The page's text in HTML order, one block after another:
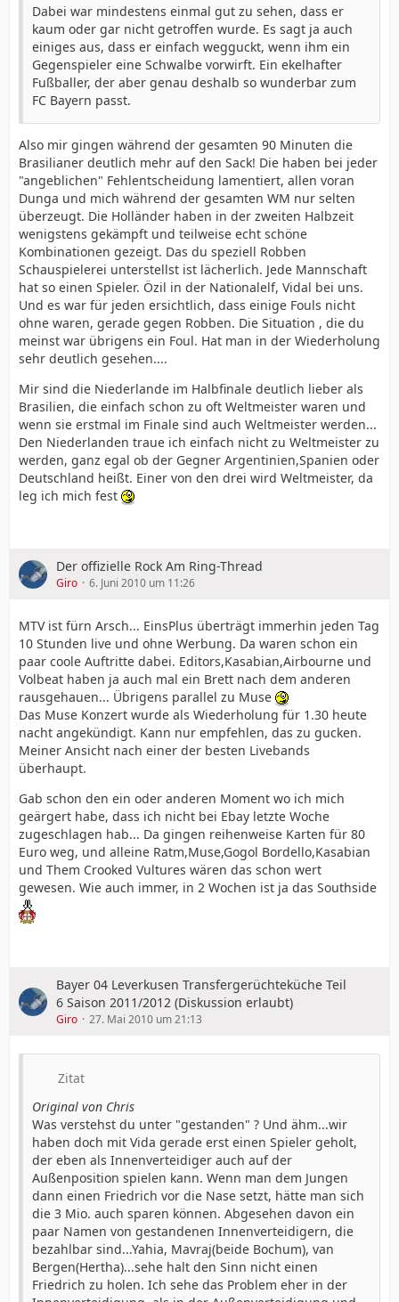
Dabei war mindestens einmal gut zu sehen, dass er
kaum oder gar nicht getroffen wurde. Es sagt ja auch
einiges aus, dass er einfach wegguckt, wenn ihm ein
Gegenspieler eine Schwalbe vorwirft. Ein ekelhafter
Fußballer, der aber genau deshalb so wunderbar zum
FC Bayern passt.
Also mir gingen während der gesamten 90 Minuten die
Brasilianer deutlich mehr auf den Sack! Die haben bei jeder
"angeblichen" Fehlentscheidung lamentiert, allen voran
Dunga und mich während der gesamten WM nur selten
überzeugt. Die Holländer haben in der zweiten Halbzeit
wenigstens gekämpft und teilweise echt schöne
Kombinationen gezeigt. Das du speziell Robben
Schauspielerei unterstellst ist lächerlich. Jede Mannschaft
hat so einen Spieler. Özil in der Nationalelf, Vidal bei uns.
Und es war für jeden ersichtlich, dass einige Fouls nicht
ohne waren, gerade gegen Robben. Die Situation , die du
meinst war übrigens ein Foul. Hat man in der Wiederholung
sehr deutlich gesehen....
Mir sind die Niederlande im Halbfinale deutlich lieber als
Brasilien, die einfach schon zu oft Weltmeister waren und
wenn sie erstmal im Finale sind auch Weltmeister werden...
Den Niederlanden traue ich einfach nicht zu Weltmeister zu
werden, ganz egal ob der Gegner Argentinien,Spanien oder
Deutschland heißt. Einer von den drei wird Weltmeister, da
leg ich mich fest
Der offizielle Rock Am Ring-Thread
Giro 6. Juni 2010 um 11:26
MTV ist fürn Arsch... EinsPlus überträgt immerhin jeden Tag
10 Stunden live und ohne Werbung. Da waren schon ein
paar coole Auftritte dabei. Editors,Kasabian,Airbourne und
Volbeat haben ja auch mal ein Brett nach dem anderen
rausgehauen... Übrigens parallel zu Muse
Das Muse Konzert wurde als Wiederholung für 1.30 heute
nacht angekündigt. Kann nur empfehlen, das zu gucken.
Meiner Ansicht nach einer der besten Livebands
überhaupt.
Gab schon den ein oder anderen Moment wo ich mich
geärgert habe, dass ich nicht bei Ebay letzte Woche
zugeschlagen hab... Da gingen reihenweise Karten für 80
Euro weg, und alleine Ratm,Muse,Gogol Bordello,Kasabian
und Them Crooked Vultures wären das schon wert
gewesen. Wie auch immer, in 2 Wochen ist ja das Southside
Bayer 04 Leverkusen Transfergerüchteküche Teil
6 Saison 2011/2012 (Diskussion erlaubt)
Giro 27. Mai 2010 um 21:13
Zitat
Original von Chris
Was verstehst du unter "gestanden" ? Und ähm...wir
haben doch mit Vida gerade erst einen Spieler geholt,
der eben als Innenverteidiger auch auf der
Außenposition spielen kann. Wenn man dem Jungen
dann einen Friedrich vor die Nase setzt, hätte man sich
die 3 Mio. auch sparen können. Abgesehen davon ein
paar Namen von gestandenen Innenverteidigern, die
bezahlbar sind...Yahia, Mavraj(beide Bochum), van
Bergen(Hertha)...sehe halt den Sinn nicht einen
Friedrich zu holen. Ich sehe das Problem eher in der